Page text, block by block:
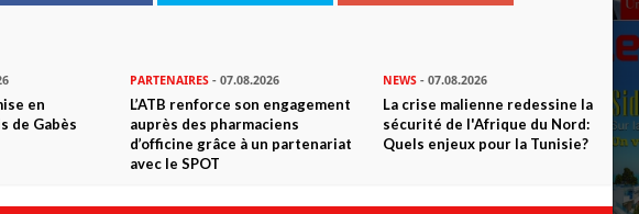
en
de Gabès
PARTENAIRES - 07.08.2026
L’ATB renforce son engagement
auprès des pharmaciens
d’officine grâce à un partenariat
avec le SPOT
NEWS- 07.08.2026
La crise malienne redessine la
sécurité de l'Afrique du Nord:
Quels enjeux pour la Tunisie?